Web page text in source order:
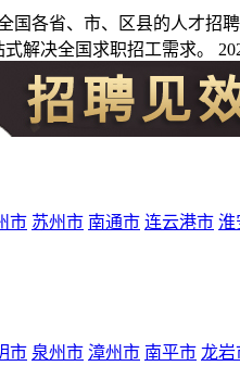
国各省、市、区县的人才
解决全国求职招工需求。
市 苏州市 南通市 连云港市 淮
市 泉州市 漳州市 南平市 龙岩